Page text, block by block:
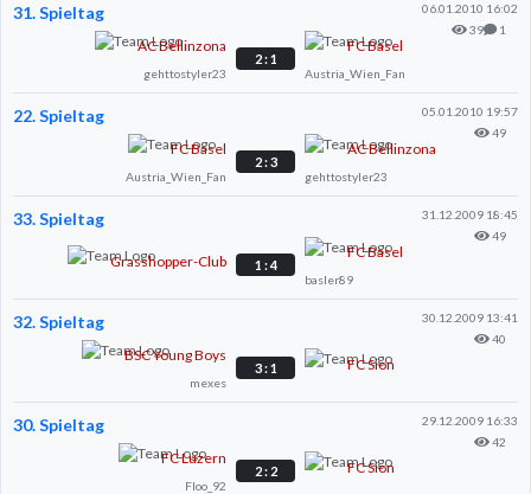
31. Spieltag
06.01.2010 16:02
39
1
AC Bellinzona
gehttostyler23
2 : 1
FC Basel
Austria_Wien_Fan
22. Spieltag
05.01.2010 19:57
49
FC Basel
Austria_Wien_Fan
2 : 3
AC Bellinzona
gehttostyler23
33. Spieltag
31.12.2009 18:45
49
Grasshopper-Club 1 : 4
FC Basel
basler89
32. Spieltag
30.12.2009 13:41
40
BSC Young Boys
mexes
3 : 1 FC Sion
30. Spieltag
29.12.2009 16:33
42
FC Luzern
Floo_92
2 : 2 FC Sion